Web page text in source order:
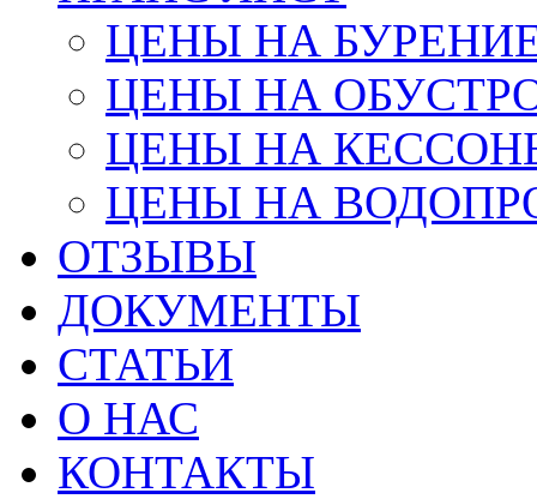
ЦЕНЫ НА
ЦЕНЫ НА
ЦЕНЫ НА
ЦЕНЫ НА
ОТЗЫВЫ
ДОКУМЕНТЫ
СТАТЬИ
О НАС
КОНТАКТЫ